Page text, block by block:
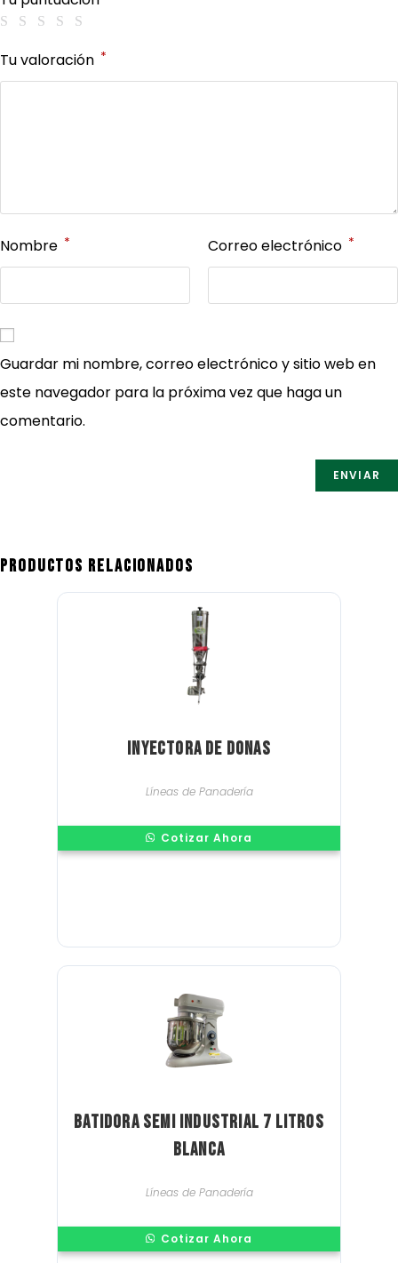
Tu valoración *
Nombre * Correo electrónico *
Guardar mi nombre, correo electrónico y sitio web en
este navegador para la próxima vez que haga un
comentario.
Productos relacionados
Inyectora de donas
Líneas de Panadería
Cotizar Ahora
Batidora Semi Industrial 7 Litros
Blanca
Líneas de Panadería
Cotizar Ahora